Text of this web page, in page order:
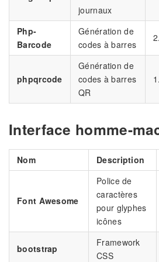
journaux
Php-
Barcode
Génération de
codes à barres
phpqrcode
Génération de
codes à barres
QR
Interface homme-
Nom Description
Font Awesome
Police de
caractères
pour glyphes
icônes
bootstrap
Framework
CSS